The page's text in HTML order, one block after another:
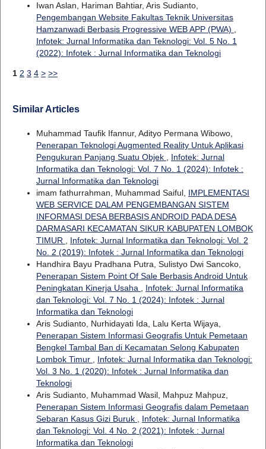
Iwan Aslan, Hariman Bahtiar, Aris Sudianto,
Pengembangan Website Fakultas Teknik Universitas
Hamzanwadi Berbasis Progressive WEB APP (PWA) ,
Infotek: Jurnal Informatika dan Teknologi: Vol. 5 No. 1
(2022): Infotek : Jurnal Informatika dan Teknologi
1 2 3 4 > >>
Similar Articles
Muhammad Taufik Ifannur, Adityo Permana Wibowo,
Penerapan Teknologi Augmented Reality Untuk Aplikasi
Pengukuran Panjang Suatu Objek , Infotek: Jurnal
Informatika dan Teknologi: Vol. 7 No. 1 (2024): Infotek :
Jurnal Informatika dan Teknologi
imam fathurrahman, Muhammad Saiful, IMPLEMENTASI
WEB SERVICE DALAM PENGEMBANGAN SISTEM
INFORMASI DESA BERBASIS ANDROID PADA DESA
DARMASARI KECAMATAN SIKUR KABUPATEN LOMBOK
TIMUR , Infotek: Jurnal Informatika dan Teknologi: Vol. 2
No. 2 (2019): Infotek : Jurnal Informatika dan Teknologi
Handhira Bayu Pradhana Putra, Sulistyo Dwi Sancoko,
Penerapan Sistem Point Of Sale Berbasis Android Untuk
Peningkatan Kinerja Usaha , Infotek: Jurnal Informatika
dan Teknologi: Vol. 7 No. 1 (2024): Infotek : Jurnal
Informatika dan Teknologi
Aris Sudianto, Nurhidayati Ida, Lalu Kerta Wijaya,
Penerapan Sistem Informasi Geografis Untuk Pemetaan
Bengkel Tambal Ban di Kecamatan Selong Kabupaten
Lombok Timur , Infotek: Jurnal Informatika dan Teknologi:
Vol. 3 No. 1 (2020): Infotek : Jurnal Informatika dan
Teknologi
Aris Sudianto, Muhammad Wasil, Mahpuz Mahpuz,
Penerapan Sistem Informasi Geografis dalam Pemetaan
Sebaran Kasus Gizi Buruk , Infotek: Jurnal Informatika
dan Teknologi: Vol. 4 No. 2 (2021): Infotek : Jurnal
Informatika dan Teknologi